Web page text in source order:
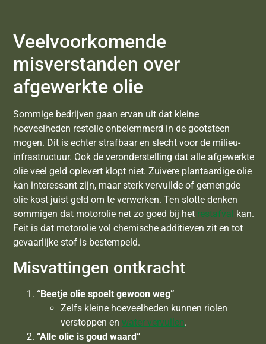
Veelvoorkomende
misverstanden over
afgewerkte olie
Sommige bedrijven gaan ervan uit dat kleine
hoeveelheden restolie onbelemmerd in de gootsteen
mogen. Dit is echter strafbaar en slecht voor de milieu-
infrastructuur. Ook de veronderstelling dat alle afgewerkte
olie veel geld oplevert klopt niet. Zuivere plantaardige olie
kan interessant zijn, maar sterk vervuilde of gemengde
olie kost juist geld om te verwerken. Ten slotte denken
sommigen dat motorolie net zo goed bij het restafval kan.
Feit is dat motorolie vol chemische additieven zit en tot
gevaarlijke stof is bestempeld.
Misvattingen ontkracht
“Beetje olie spoelt gewoon weg”
Zelfs kleine hoeveelheden kunnen riolen
verstoppen en water vervuilen.
“Alle olie is goud waard”